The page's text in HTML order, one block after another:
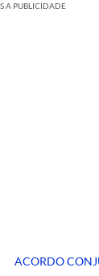
A PUBLICIDADE
ACORDO